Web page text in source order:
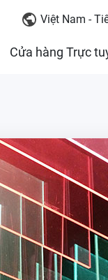
Việt Nam -
Cửa hàng Trực